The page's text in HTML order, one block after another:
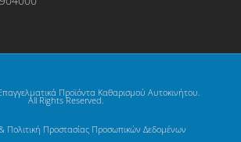
Προϊόντα Καθαρισμού Αυτοκινήτου.
All Rights Reserved.
Πολιτική Προστασίας Προσωπικών Δεδομένων